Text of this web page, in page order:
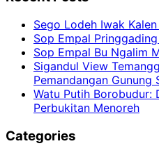
Sego Lodeh Iwak
Sop Empal
Sop Empal Bu Ngalim
Sigandul View
Pemandangan Gunung
Watu Putih Borobudur:
Perbukitan Menoreh
Categories